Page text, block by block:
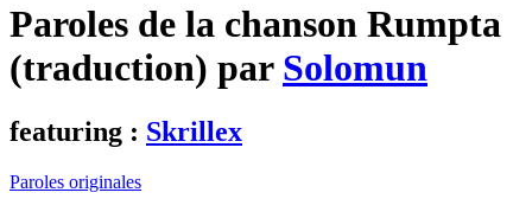
Paroles de la chanson Rumpta
(traduction) par Solomun
featuring : Skrillex
Paroles originales